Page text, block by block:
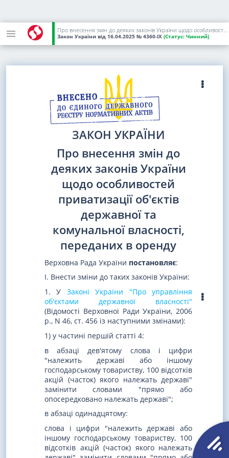
Про внесення змін до деяких законів України щодо особливостей приватизації об'єктів державної та комунальної власності, переданих в оренду
Закон України від 16.04.2025 № 4360-IX (Статус: Чинний)
ЗАКОН УКРАЇНИ
Про внесення змін до
деяких законів України
щодо особливостей
приватизації об'єктів
державної та
комунальної власності,
переданих в оренду
Верховна Рада України постановляє:
I. Внести зміни до таких законів України:
1. У Законі України "Про управління
об'єктами державної власності"
(Відомості Верховної Ради України, 2006
р., N 46, ст. 456 із наступними змінами):
1) у частині першій статті 4:
в абзаці дев'ятому слова і цифри
"належить державі або іншому
господарському товариству, 100 відсотків
акцій (часток) якого належать державі"
замінити словами "прямо або
опосередковано належать державі";
в абзаці одинадцятому:
слова і цифри "належить державі або
іншому господарському товариству, 100
відсотків акцій (часток) якого належать